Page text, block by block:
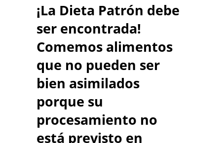
¡La Dieta Patrón debe
ser encontrada!
Comemos alimentos
que no pueden ser
bien asimilados
porque su
procesamiento no
está previsto en